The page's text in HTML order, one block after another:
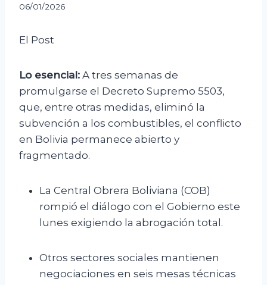
06/01/2026
El Post
Lo esencial: A tres semanas de
promulgarse el Decreto Supremo 5503,
que, entre otras medidas, eliminó la
subvención a los combustibles, el conflicto
en Bolivia permanece abierto y
fragmentado.
La Central Obrera Boliviana (COB)
rompió el diálogo con el Gobierno este
lunes exigiendo la abrogación total.
Otros sectores sociales mantienen
negociaciones en seis mesas técnicas